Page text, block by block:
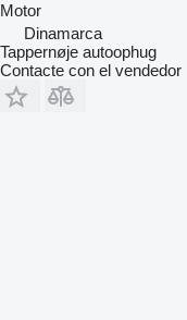
Motor
Dinamarca
Tappernøje autoophug
Contacte con el vendedor